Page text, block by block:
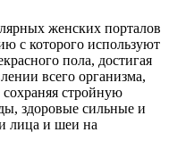
женских порталов
с которого используют
пола, достигая
всего организма,
стройную
здоровые сильные и
лица и шеи на